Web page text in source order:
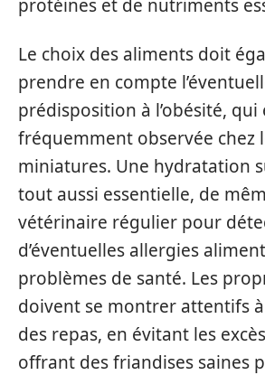
protéines et de nutriments
Le choix des aliments doit
prendre en compte
prédisposition à l’obésité, qui
fréquemment observée chez
miniatures. Une hydratation
tout aussi essentielle, de
vétérinaire régulier pour
d’éventuelles allergies
problèmes de santé. Les
doivent se montrer attentifs
des repas, en évitant les
offrant des friandises saines